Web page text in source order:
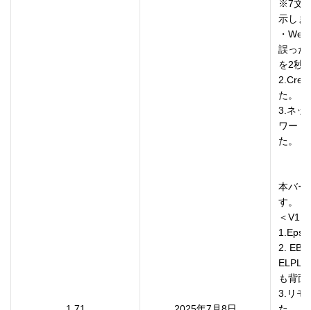
※7文
示しま
・
誤った
を2秒
た。
3.ネッ
ワード
た。
本バー
す。
＜
2. EB-
も背面
3.リモ